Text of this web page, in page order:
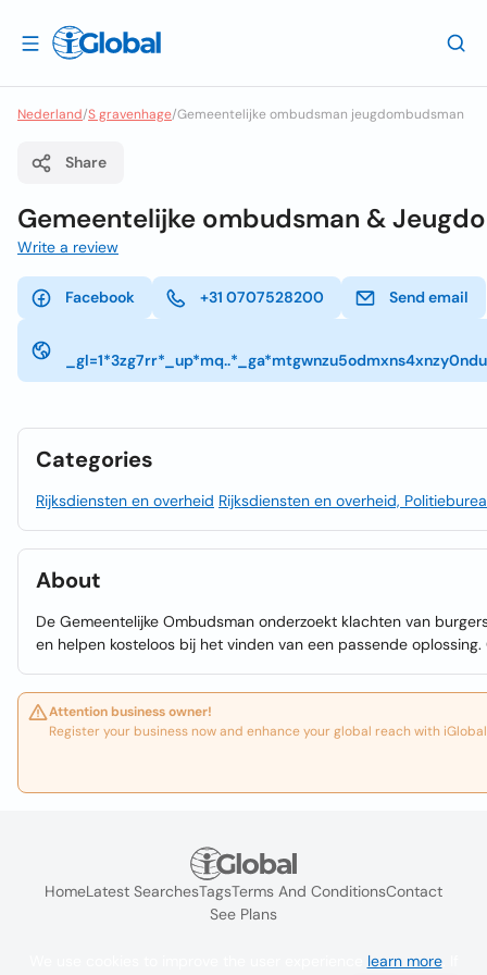
Nederland/S gravenhage/Gemeentelijke ombudsman jeugdombudsman
Share
Gemeentelijke ombudsman &
Write a review
Facebook +31 0707528200 Send email
Categories
Rijksdiensten en overheid Rijksdiensten en overheid,
About
De Gemeentelijke Ombudsman onderzoekt klachten van
en helpen kosteloos bij het vinden van een passende
Attention business owner!
Register your business now and enhance your global reach with
HomeLatest SearchesTagsTerms And ConditionsContact
See Plans
learn more. If